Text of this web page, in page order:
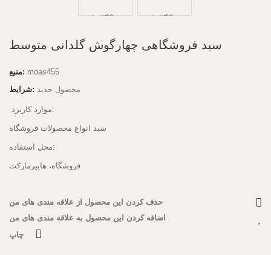
سبد فروشگاهی چهارگوش گلدانی متوسط
منبع: moas455
شرایط: محصول جدید
موارد کاربرد:
سبد انواع محصولات فروشگاه
محل استفاده:
فروشگاه، هایپرمارکت
حذف کردن این محصول از علاقه مندی های من
اضافه کردن این محصول به علاقه مندی های من
چاپ